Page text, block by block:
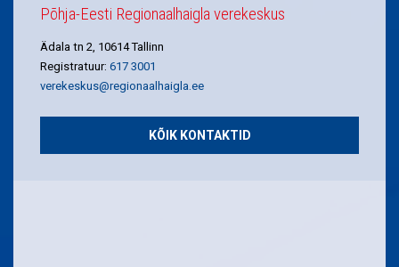
Põhja-Eesti Regionaalhaigla verekeskus
Ädala tn 2, 10614 Tallinn
Registratuur: 617 3001
verekeskus@regionaalhaigla.ee
KÕIK KONTAKTID